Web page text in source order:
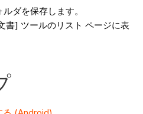
ダを保存します。
書] ツールのリスト ページに表